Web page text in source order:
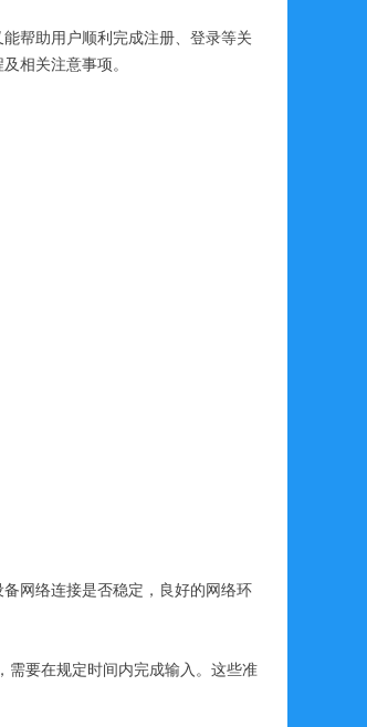
帮助用户顺利完成注册、登录等关
相关注意事项。
网络连接是否稳定，良好的网络环
需要在规定时间内完成输入。这些准